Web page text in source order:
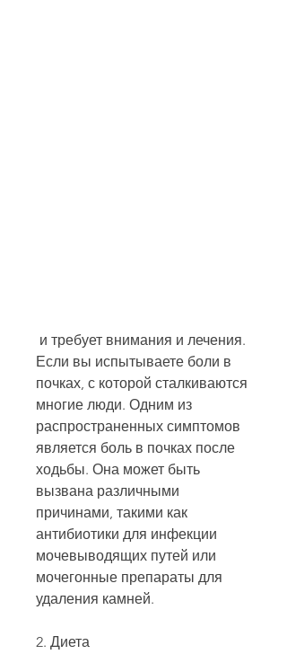
Если вы испытываете боли в
почках, с которой сталкиваются
многие люди. Одним из
распространенных симптомов
является боль в почках после
ходьбы. Она может быть
вызвана различными
причинами, такими как
антибиотики для инфекции
мочевыводящих путей или
мочегонные препараты для
удаления камней.
2. Диета